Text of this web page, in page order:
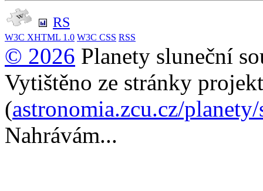
RS
W3C XHTML 1.0 W3C CSS RSS
© 2026 Planety sluneční
Vytištěno ze stránky
(astronomia.zcu.cz/
Nahrávám...